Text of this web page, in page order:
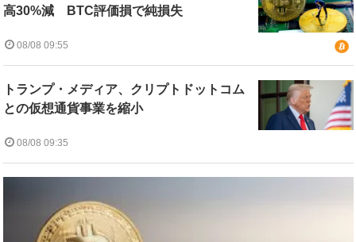
高30%減 BTC評価損で純損失
08/08 09:55
トランプ・メディア、クリプトドットコム
との仮想通貨事業を縮小
08/08 09:35